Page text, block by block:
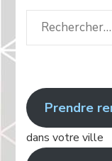
Rechercher
:
Prendre
dans votre ville